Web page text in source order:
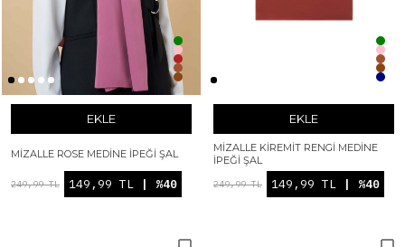
EKLE
MIZALLE ROSE MEDINE İPEĞI ŞAL
249,99 TL 149,99 TL | %40
EKLE
MIZALLE KIREMIT RENGI MEDINE
İPEĞI ŞAL
249,99 TL 149,99 TL | %40